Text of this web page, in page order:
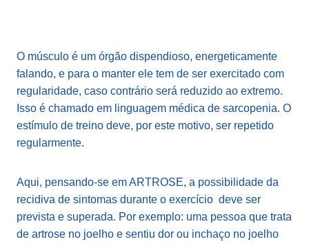
O músculo é um órgão dispendioso, energeticamente
falando, e para o manter ele tem de ser exercitado com
regularidade, caso contrário será reduzido ao extremo.
Isso é chamado em linguagem médica de sarcopenia. O
estímulo de treino deve, por este motivo, ser repetido
regularmente.
Aqui, pensando-se em ARTROSE, a possibilidade da
recidiva de sintomas durante o exercício deve ser
prevista e superada. Por exemplo: uma pessoa que trata
de artrose no joelho e sentiu dor ou inchaço no joelho